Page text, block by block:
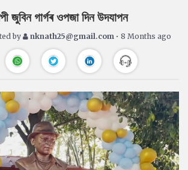
জুবিন গাৰ্গৰ ওপজা দিন উদযাপন
by nknath25@gmail.com • 8 Months ago